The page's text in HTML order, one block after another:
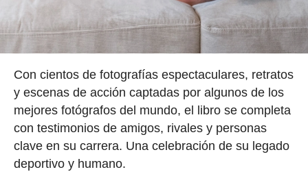
Con cientos de fotografías espectaculares, retratos
y escenas de acción captadas por algunos de los
mejores fotógrafos del mundo, el libro se completa
con testimonios de amigos, rivales y personas
clave en su carrera. Una celebración de su legado
deportivo y humano.